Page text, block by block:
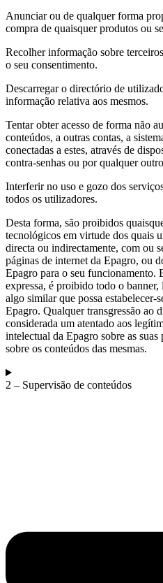
Anunciar ou de qualquer forma
compra de quaisquer produtos ou
Recolher informação sobre
o seu consentimento.
Descarregar o directório de
informação relativa aos mesmos.
Tentar obter acesso de forma não
conteúdos, a outras contas, a
conectadas a estes, através de
contra-senhas ou por qualquer
Interferir no uso e gozo dos
todos os utilizadores.
Desta forma, são proibidos
tecnológicos em virtude dos quais
directa ou indirectamente, com ou
páginas de internet da Epagro, ou
Epagro para o seu funcionamento.
expressa, é proibido todo o
algo similar que possa estabelecer-
Epagro. Qualquer transgressão ao
considerada um atentado aos
intelectual da Epagro sobre as
sobre os conteúdos das mesmas.
2 – Supervisão de conteúdos